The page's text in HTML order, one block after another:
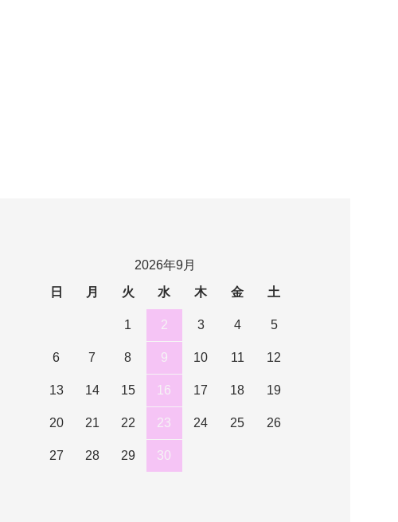
2026年9月
日
月 火 水 木 金 土
1 2 3 4 5
6 7 8 9 10 11 12
13 14 15 16 17 18 19
20 21 22 23 24 25 26
27 28 29 30